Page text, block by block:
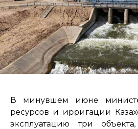
В минувшем июне
ресурсов и ирригации
эксплуатацию три